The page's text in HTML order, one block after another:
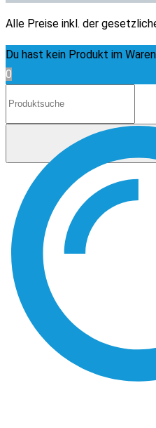
Alle Preise inkl. der
Du hast kein Produkt im
0